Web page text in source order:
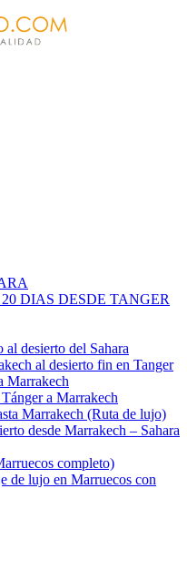
DIAS DESDE TANGER
desierto del Sahara
al desierto fin en Tanger
Marrakech
a Marrakech
Marrakech (Ruta de lujo)
desde Marrakech – Sahara
completo)
de lujo en Marruecos con